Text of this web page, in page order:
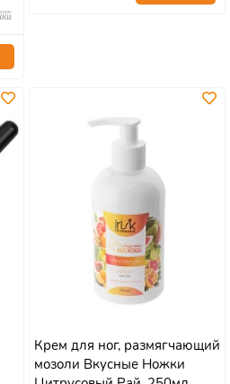
Крем для ног, размягчающий
мозоли Вкусные Ножки